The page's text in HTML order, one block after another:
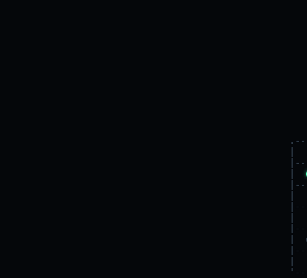
|
        |
|
|
|
|